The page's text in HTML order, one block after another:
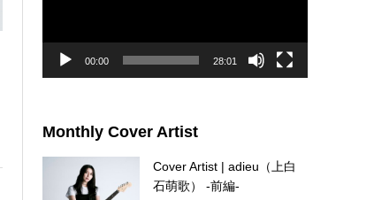
00:00 28:01
Monthly Cover Artist
Cover Artist | adieu（上白
石萌歌） -前編-